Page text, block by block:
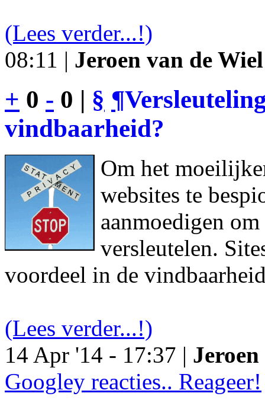
(Lees verder...!)
08:11 | Jeroen van de Wiel
+ 0 - 0 | § ¶
vindbaarheid?
Om het
websites te
aanmoedigen
versleutelen.
voordeel in de
(Lees verder...!)
14 Apr '14 - 17:37 |
Googley reacties.. Reageer!